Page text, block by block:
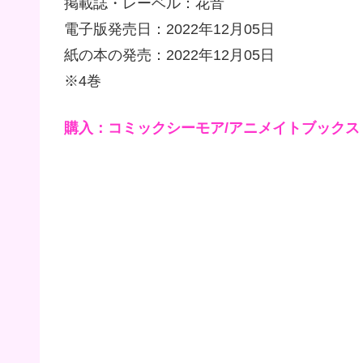
掲載誌・レーベル：花音
電子版発売日：2022年12月05日
紙の本の発売：2022年12月05日
※4巻
購入：コミックシーモア/アニメイトブックス